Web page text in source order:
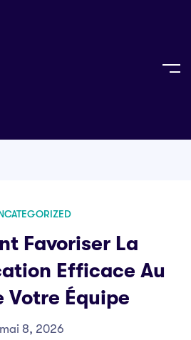
Favoriser La
Efficace Au
Votre Équipe
mai 8, 2026